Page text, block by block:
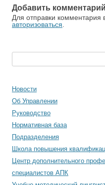
Добавить комментарий
Для отправки
авторизоваться
Новости
Об Управлении
Руководство
Нормативная база
Подразделения
Школа повышения
Центр дополнительного
специалистов АПК